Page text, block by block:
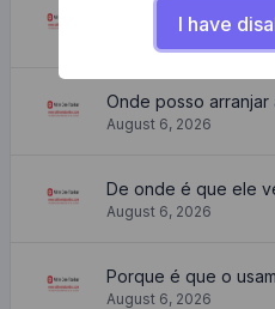
Apartamento lindo e
August 6, 2026
Onde posso arranjar
August 6, 2026
De onde é que ele
August 6, 2026
Porque é que o
August 6, 2026
I have